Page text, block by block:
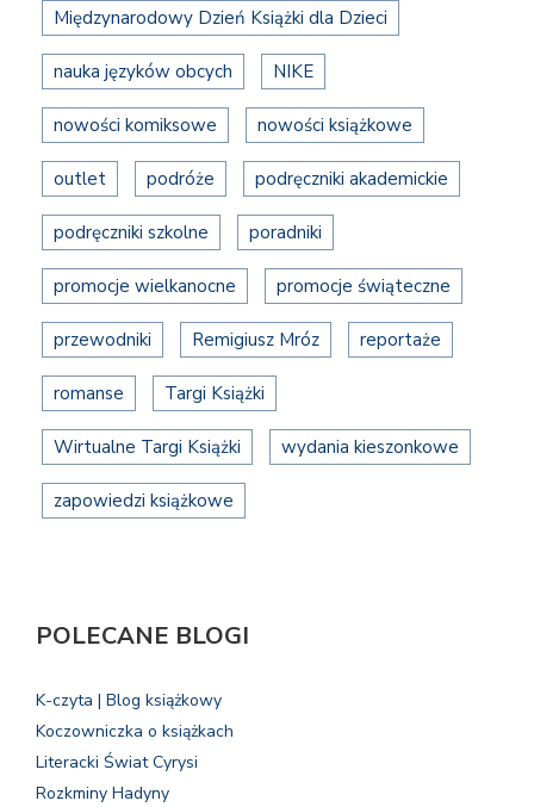
Międzynarodowy Dzień Książki dla Dzieci
nauka języków obcych NIKE
nowości komiksowe nowości książkowe
outlet podróże podręczniki akademickie
podręczniki szkolne poradniki
promocje wielkanocne promocje świąteczne
przewodniki Remigiusz Mróz reportaże
romanse Targi Książki
Wirtualne Targi Książki wydania kieszonkowe
zapowiedzi książkowe
POLECANE BLOGI
K-czyta | Blog książkowy
Koczowniczka o książkach
Literacki Świat Cyrysi
Rozkminy Hadyny